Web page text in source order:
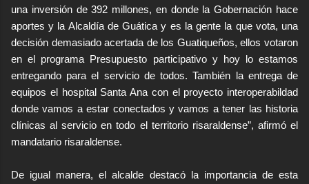
una inversión de 392 millones, en donde la Gobernación hace
aportes y la Alcaldía de Guática y es la gente la que vota, una
decisión demasiado acertada de los Guatiqueños, ellos votaron
en el programa Presupuesto participativo y hoy lo estamos
entregando para el servicio de todos. También la entrega de
equipos el hospital Santa Ana con el proyecto interoperabildad
donde vamos a estar conectados y vamos a tener las historia
clínicas al servicio en todo el territorio risaraldense”, afirmó el
mandatario risaraldense.
De igual manera, el alcalde destacó la importancia de esta